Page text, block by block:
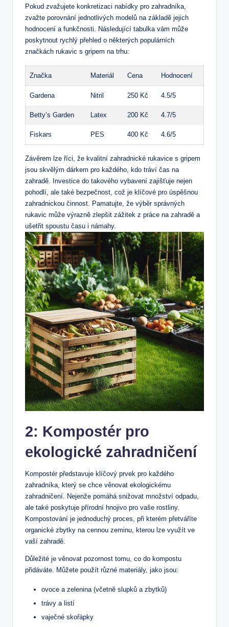
Pokud zvažujete konkretizaci nabídky pro zahradníka,
zvažte porovnání jednotlivých modelů na základě jejich
hodnocení a funkčnosti. Následující tabulka vám ​může
poskytnout rychlý přehled o některých populárních
značkách rukavic s gripem ⁢na trhu:
Značka Materiál Cena Hodnocení
Gardena Nitril 250 Kč 4.5/5
Betty’s Garden Latex 200 Kč 4.7/5
Fiskars PES 400 Kč 4.6/5
Závěrem lze říci, že kvalitní⁣ zahradnické rukavice s‌ gripem⁤
jsou skvělým dárkem pro každého, kdo tráví čas na
zahradě. Investice do⁣ takového‍ vybavení ⁢zajišťuje nejen
pohodlí, ale také bezpečnost, což je klíčové pro úspěšnou
zahradnickou činnost.​ Pamatujte, že výběr správných
rukavic může výrazně zlepšit zážitek z práce na zahradě ⁣a⁣
ušetřit ⁣spoustu času i námahy.
2: Kompostér pro
ekologické​ zahradničení
Kompostér představuje klíčový prvek pro každého
zahradníka, který se chce ‍věnovat ⁣ekologickému ​
zahradničení. Nejenže⁣ pomáhá snižovat množství odpadu,
ale také poskytuje přírodní hnojivo pro vaše rostliny.
Kompostování je jednoduchý proces, při kterém přetváříte
organické zbytky na cennou zeminu, ⁢kterou lze​ využít ve
vaší zahradě.
Důležité⁢ je věnovat ⁣pozornost​ tomu, co do kompostu
přidáváte. Můžete použít různé materiály, jako jsou:
ovoce a zelenina​ (včetně slupků a zbytků)
trávy a listí
vaječné skořápky